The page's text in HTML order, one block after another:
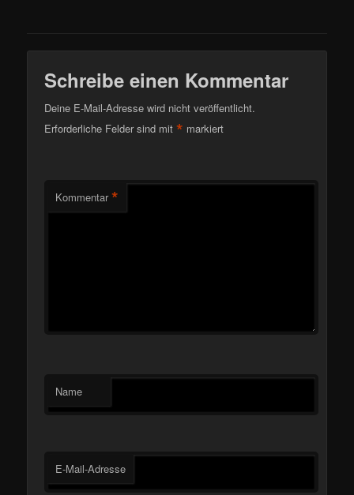
Schreibe einen Kommentar
Deine E-Mail-Adresse wird nicht veröffentlicht.
Erforderliche Felder sind mit* markiert
Kommentar *
Name
E-Mail-Adresse